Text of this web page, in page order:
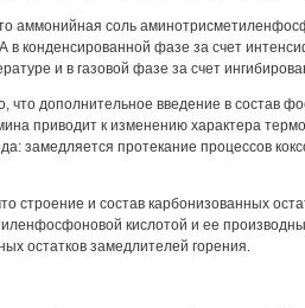
аммонийная соль
в конденсированной фазе за счет
и в газовой фазе за счет
что дополнительное введение в состав
приводит к изменению характера
замедляется протекание процессов
строение и состав карбонизованных
кислотой и ее
остатков замедлителей горения.